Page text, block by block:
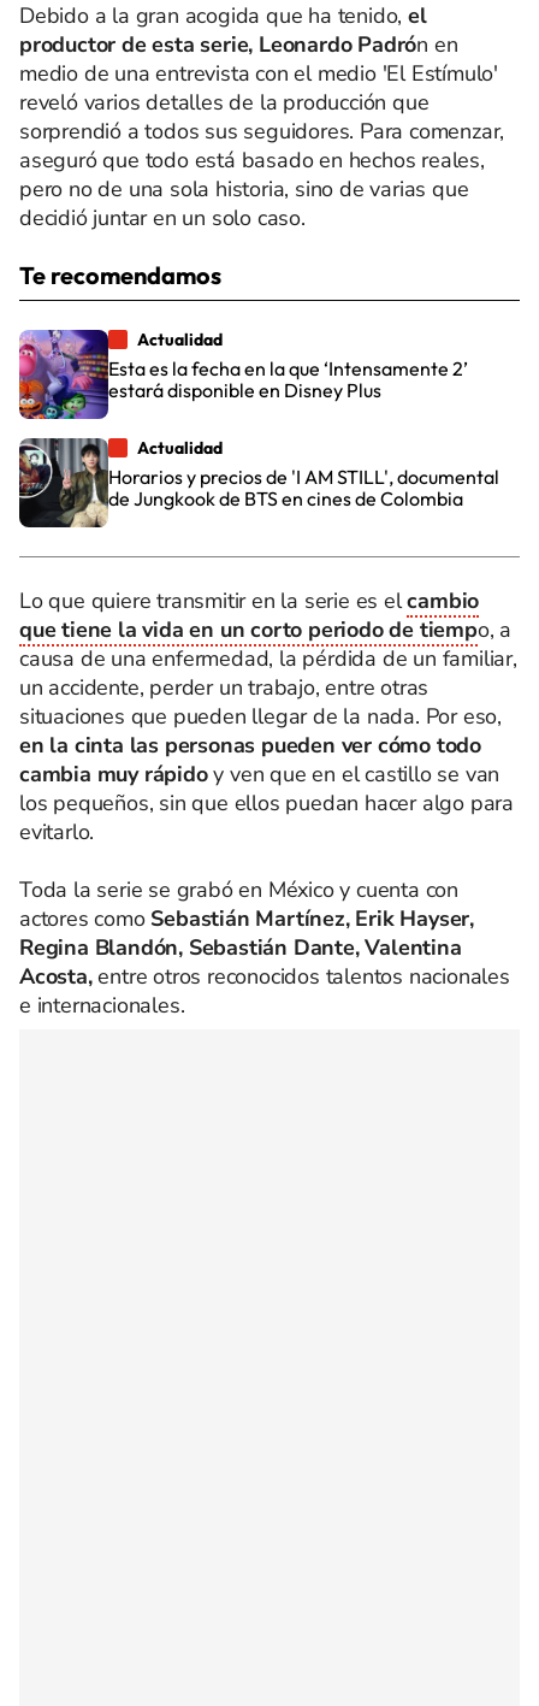
Debido a la gran acogida que ha tenido, el
productor de esta serie, Leonardo Padrón en
medio de una entrevista con el medio 'El Estímulo'
reveló varios detalles de la producción que
sorprendió a todos sus seguidores. Para comenzar,
aseguró que todo está basado en hechos reales,
pero no de una sola historia, sino de varias que
decidió juntar en un solo caso.
Te recomendamos
Actualidad
Esta es la fecha en la que ‘Intensamente 2’
estará disponible en Disney Plus
Actualidad
Horarios y precios de 'I AM STILL', documental
de Jungkook de BTS en cines de Colombia
Lo que quiere transmitir en la serie es elcambio
que tiene la vida en un corto periodo de tiempo, a
causa de una enfermedad, la pérdida de un familiar,
un accidente, perder un trabajo, entre otras
situaciones que pueden llegar de la nada. Por eso,
en la cinta las personas pueden ver cómo todo
cambia muy rápidoy ven que en el castillo se van
los pequeños, sin que ellos puedan hacer algo para
evitarlo.
Toda la serie se grabó en México y cuenta con
actores comoSebastián Martínez, Erik Hayser,
Regina Blandón, Sebastián Dante, Valentina
Acosta,entre otros reconocidos talentos nacionales
e internacionales.